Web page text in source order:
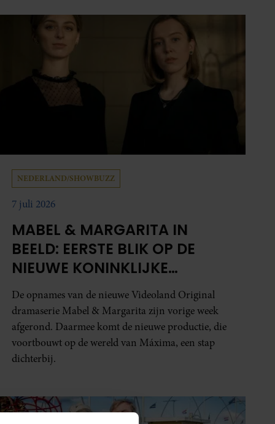
NEDERLAND/SHOWBUZZ
7 juli 2026
MABEL & MARGARITA IN
BEELD: EERSTE BLIK OP DE
NIEUWE KONINKLIJKE
DRAMASERIE
De opnames van de nieuwe Videoland Original
dramaserie Mabel & Margarita zijn vorige week
afgerond. Daarmee komt de nieuwe productie, die
voortbouwt op de wereld van Máxima, een stap
dichterbij.